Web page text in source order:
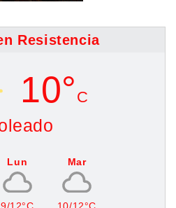
Resistencia
10° C
Lun
9/12°C
Mar
10/12°C